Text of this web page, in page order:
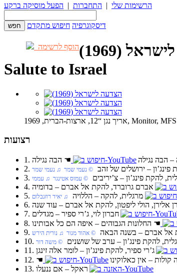
הרשימות שלי | התחברות | הפעל מוסיקה ברקע
דיסקוגרפיה חיפוש מתקדם
הוסף לרשימה
(1969)
Salute to Israel
רצועות
– הבה נגילה ☚
פינג’ון‏ – ירושלים של זהב © נעמי שמר ♫ נעמי שמר
להקת פינג’ון‏ – צ’יריבים © עמוס אטינגר ♫ עממי
4. אברם גרוברד, להקת אל אברם‏ – בדומיה
5. מרגלית, להקה‏ – הללויה ♫ יאיר רוזנבלום
6. רן אלירן, הולי ליפטון, להקת אל אברם‏ – עוד שנה
7. חברון לוי, ג’רי ספיר‏ – מגדלים
☚
אל אברם‏ – בשנה הבאה © אהוד מנור ♫ נורית הירש
מרגלית, להקת פינג’ון‏ – ערב של שושנים © משה דור
11. ג’רי ספיר, להקת פינג’ון‏ – לומר אלה זינגן
קולות‏ – אין כאלוקינו
☚
13. ראקל‏ – אם ננעלו